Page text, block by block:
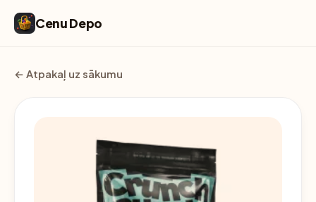
Cenu Depo
← Atpakaļ uz sākumu